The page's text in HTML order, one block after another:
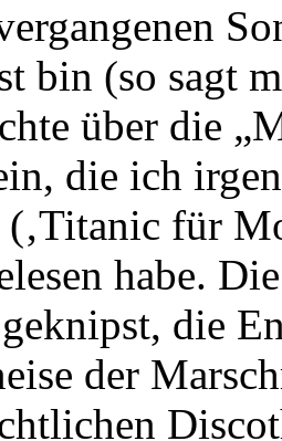
bin (so sagt
über die
die ich
für
habe.
geknipst, die
der